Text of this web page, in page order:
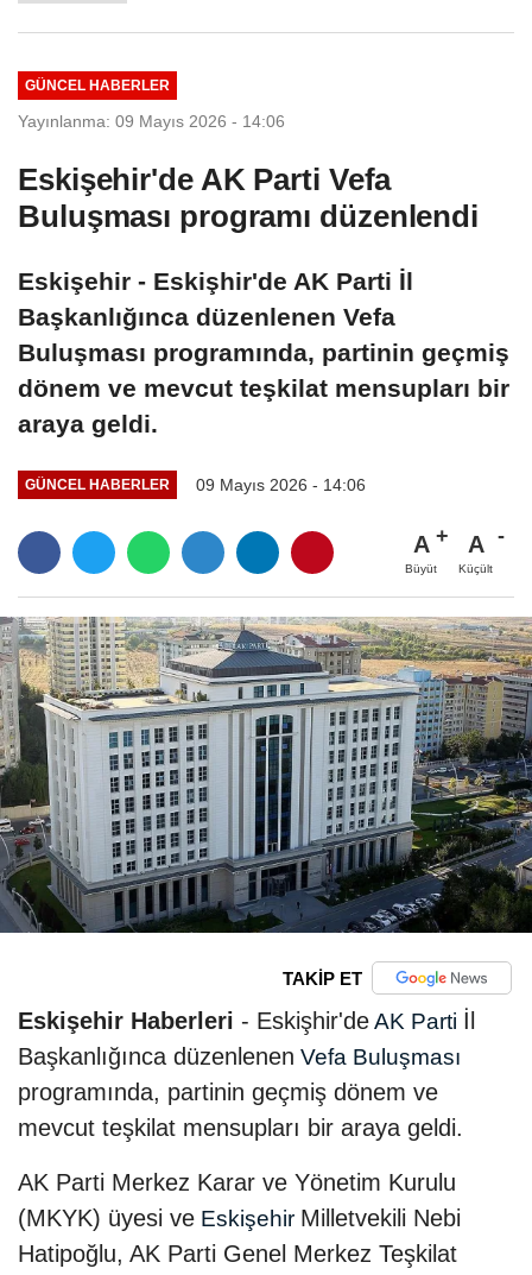
GÜNCEL HABERLER
Yayınlanma: 09 Mayıs 2026 - 14:06
Eskişehir'de AK Parti Vefa
Buluşması programı düzenlendi
Eskişehir - Eskişhir'de AK Parti İl
Başkanlığınca düzenlenen Vefa
Buluşması programında, partinin geçmiş
dönem ve mevcut teşkilat mensupları bir
araya geldi.
GÜNCEL HABERLER 09 Mayıs 2026 - 14:06
A
Büyüt
A
Küçült
TAKİP ET
Eskişehir Haberleri - Eskişhir'deAK Parti İl
Başkanlığınca düzenlenen Vefa Buluşması
programında, partinin geçmiş dönem ve
mevcut teşkilat mensupları bir araya geldi.
AK Parti Merkez Karar ve Yönetim Kurulu
(MKYK) üyesi ve Eskişehir Milletvekili Nebi
Hatipoğlu, AK Parti Genel Merkez Teşkilat